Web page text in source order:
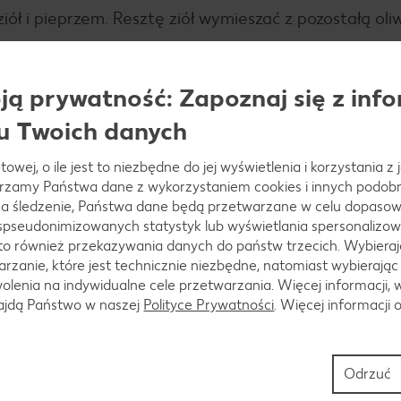
i pieprzem. Resztę ziół wymieszać z pozostałą
Przez chwilę trzymać na słabym ogniu, a
spłaszczyć. Nałożyć ser i, formując kluski,
do momentu aż kluski wypłyną na powierzchnię
prywatność: Zapoznaj się z
Twoich danych
o ile jest to niezbędne do jej wyświetlenia i korzystania z
Państwa dane z wykorzystaniem cookies i innych
śledzenie, Państwa dane będą przetwarzane w celu
statystyk lub wyświetlania
również przekazywania danych do państw trzecich.
które jest technicznie niezbędne, natomiast wybierając
na indywidualne cele przetwarzania. Więcej informacji,
Państwo w naszej Polityce Prywatności . Więcej informacji
Odrzuć